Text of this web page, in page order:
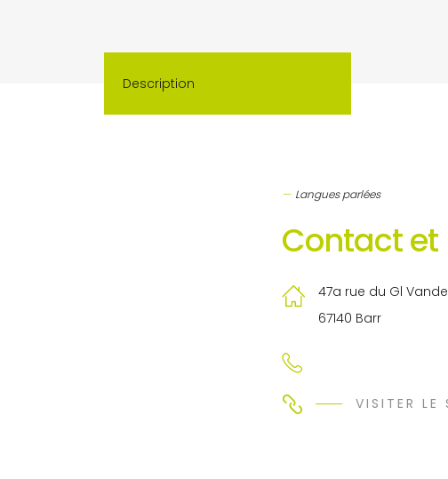
Description
Langues parlées
Contact et
47a rue du Gl
67140 Barr
VISITER LE